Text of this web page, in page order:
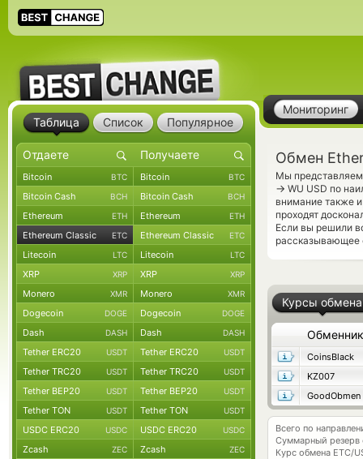
Мониторинг
Обмен
Мы представляем
→ WU USD по
внимание также
проходят
Если вы решили
рассказывающее
Курсы обмена
Обменник
CoinsBlack
KZ007
GoodObmen
Всего по
Суммарный резерв
Курс обмена ETC/
Таблица Список Популярное
Bitcoin BTC Bitcoin BTC
Bitcoin Cash BCH Bitcoin Cash BCH
Ethereum ETH Ethereum ETH
Ethereum Classic ETC Ethereum Classic ETC
Litecoin LTC Litecoin LTC
XRP XRP XRP XRP
Monero XMR Monero XMR
Dogecoin DOGE Dogecoin DOGE
Dash DASH Dash DASH
Tether ERC20 USDT Tether ERC20 USDT
Tether TRC20 USDT Tether TRC20 USDT
Tether BEP20 USDT Tether BEP20 USDT
Tether TON USDT Tether TON USDT
USDC ERC20 USDC USDC ERC20 USDC
Zcash ZEC Zcash ZEC